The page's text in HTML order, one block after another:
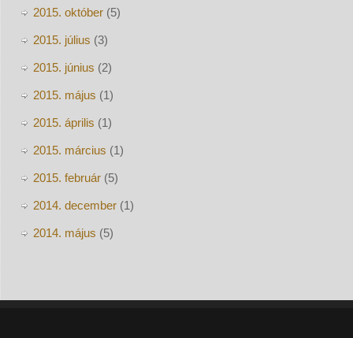
2015. október(5)
2015. július (3)
2015. június (2)
2015. május (1)
2015. április (1)
2015. március (1)
2015. február(5)
2014. december(1)
2014. május (5)